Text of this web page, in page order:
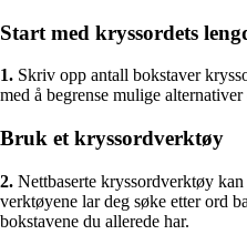
Start med kryssordets
1. Skriv opp antall bokstaver
med å begrense mulige
Bruk et kryssordverktøy
2. Nettbaserte kryssordverktøy
verktøyene lar deg søke etter ord
bokstavene du allerede har.